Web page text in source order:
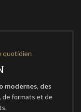
quotidien
modernes, des
, de formats et de